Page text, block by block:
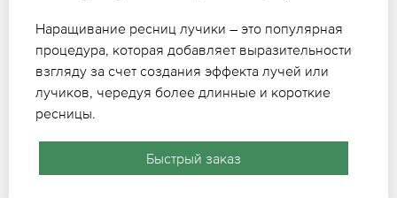
Наращивание ресниц лучики – это популярная
процедура, которая добавляет выразительности
взгляду за счет создания эффекта лучей или
лучиков, чередуя более длинные и короткие
ресницы.
Быстрый заказ